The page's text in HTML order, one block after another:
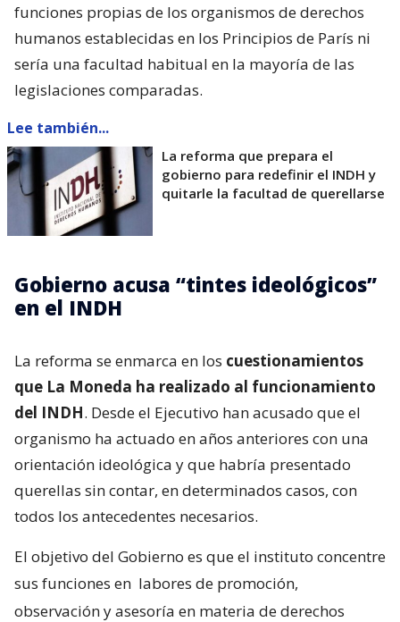
funciones propias de los organismos de derechos
humanos establecidas en los Principios de París ni
sería una facultad habitual en la mayoría de las
legislaciones comparadas.
Lee también...
La reforma que prepara el
gobierno para redefinir el INDH y
quitarle la facultad de querellarse
Gobierno acusa “tintes ideológicos”
en el INDH
La reforma se enmarca en los cuestionamientos
que La Moneda ha realizado al funcionamiento
del INDH. Desde el Ejecutivo han acusado que el
organismo ha actuado en años anteriores con una
orientación ideológica y que habría presentado
querellas sin contar, en determinados casos, con
todos los antecedentes necesarios.
El objetivo del Gobierno es que el instituto concentre
sus funciones en labores de promoción,
observación y asesoría en materia de derechos